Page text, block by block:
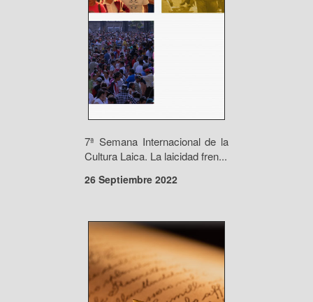
7ª Semana Internacional de la
Cultura Laica. La laicidad fren...
26 Septiembre 2022